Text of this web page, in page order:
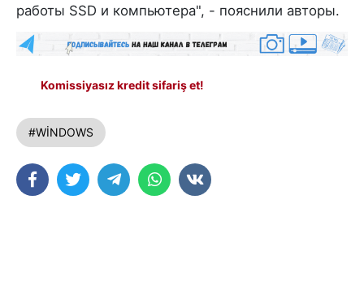
работы SSD и компьютера", - пояснили авторы.
Komissiyasız kredit sifariş et!
#WİNDOWS